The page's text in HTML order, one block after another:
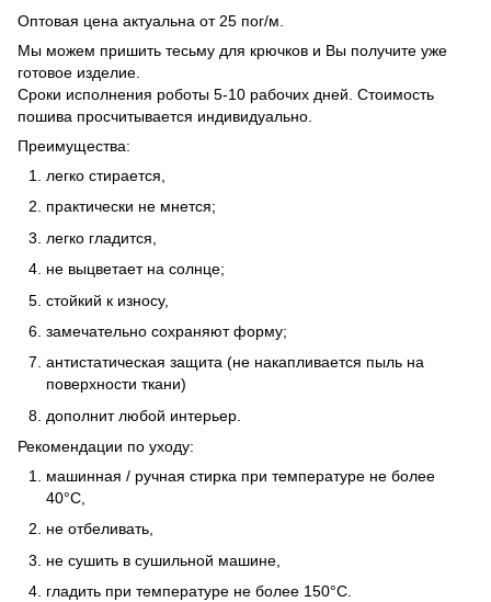
Оптовая цена актуальна от 25 пог/м.
Мы можем пришить тесьму для крючков и Вы получите уже
готовое изделие.
Сроки исполнения роботы 5-10 рабочих дней. Стоимость
пошива просчитывается индивидуально.
Преимущества:
легко стирается,
практически не мнется;
легко гладится,
не выцветает на солнце;
стойкий к износу,
замечательно сохраняют форму;
антистатическая защита (не накапливается пыль на
поверхности ткани)
дополнит любой интерьер.
Рекомендации по уходу:
машинная / ручная стирка при температуре не более
40°C,
не отбеливать,
не сушить в сушильной машине,
гладить при температуре не более 150°C.